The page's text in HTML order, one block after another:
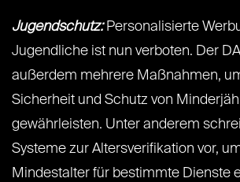
Jugendschutz:Personalisierte
Jugendliche ist nun verboten. Der
außerdem mehrere Maßnahmen,
Sicherheit und Schutz von
gewährleisten. Unter anderem
Systeme zur Altersverifikation vor,
Mindestalter für bestimmte Dienste